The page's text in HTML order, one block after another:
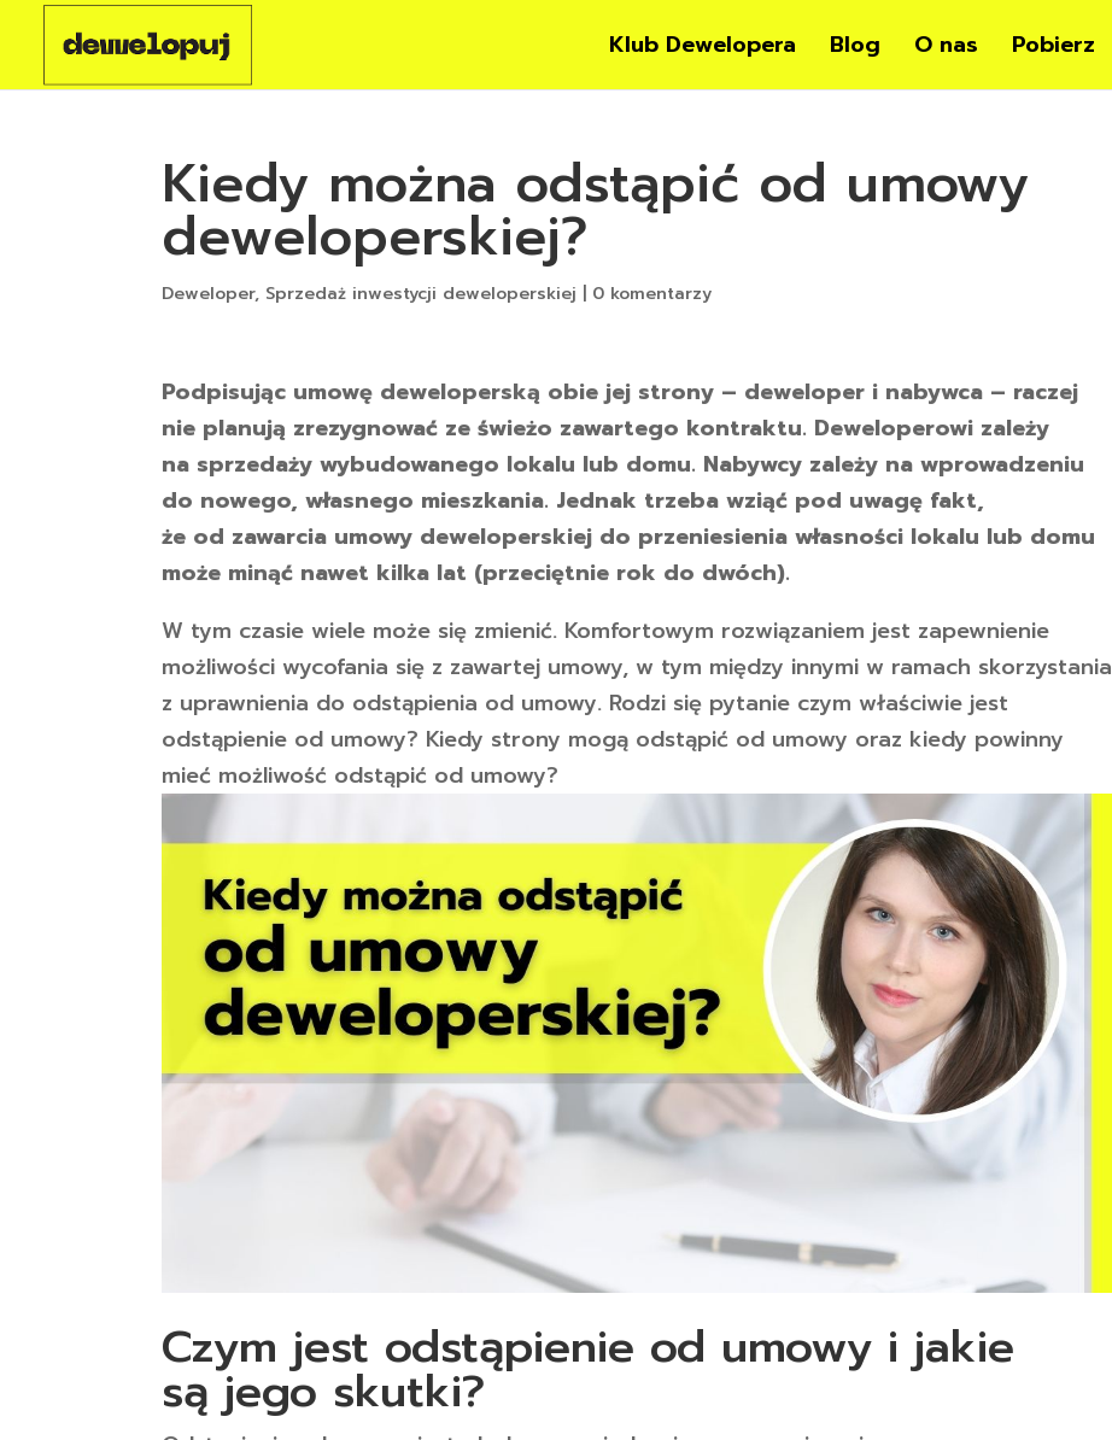
Klub Dewelopera Blog O nas Pobierz
Kiedy można odstąpić od umowy
deweloperskiej?
Deweloper, Sprzedaż inwestycji deweloperskiej 0 komentarzy
Podpisując umowę deweloperską obie jej strony – deweloper i nabywca – raczej
nie planują zrezygnować ze świeżo zawartego kontraktu. Deweloperowi zależy
na sprzedaży wybudowanego lokalu lub domu. Nabywcy zależy na wprowadzeniu
do nowego, własnego mieszkania. Jednak trzeba wziąć pod uwagę fakt,
że od zawarcia umowy deweloperskiej do przeniesienia własności lokalu lub domu
może minąć nawet kilka lat (przeciętnie rok do dwóch).
W tym czasie wiele może się zmienić. Komfortowym rozwiązaniem jest zapewnienie
możliwości wycofania się z zawartej umowy, w tym między innymi w ramach skorzystania
z uprawnienia do odstąpienia od umowy. Rodzi się pytanie czym właściwie jest
odstąpienie od umowy? Kiedy strony mogą odstąpić od umowy oraz kiedy powinny
mieć możliwość odstąpić od umowy?
Czym jest odstąpienie od umowy i jakie
są jego skutki?